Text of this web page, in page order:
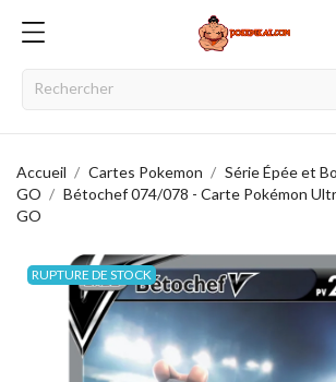
Accueil Cartes Pokemon Série Épée et
GO
Bétochef 074/078 - Carte Pokémon
GO
RUPTURE DE STOCK